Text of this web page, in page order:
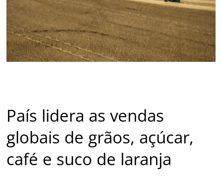
País lidera as vendas
globais de grãos, açúcar,
café e suco de laranja